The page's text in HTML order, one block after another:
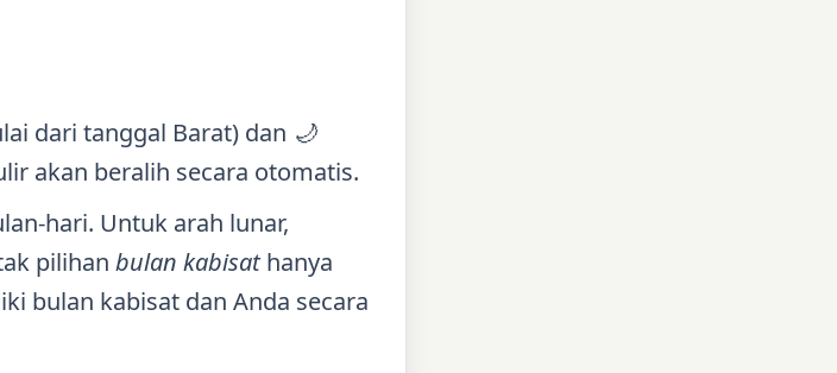
dari tanggal Barat) dan 🌙
akan beralih secara otomatis.
hari. Untuk arah lunar,
pilihan bulan kabisathanya
bulan kabisat dan Anda secara